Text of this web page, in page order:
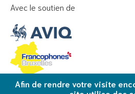
Avec le soutien de
Afin de rendre votre visite